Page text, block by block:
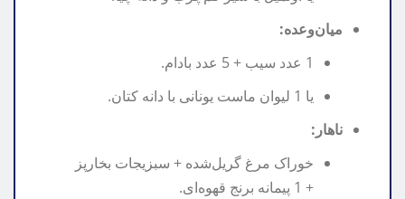
میان‌وعده:
1 عدد سیب + 5 عدد بادام.
یا 1 لیوان ماست یونانی با دانه کتان.
ناهار:
خوراک مرغ گریل‌شده + سبزیجات بخارپز
+ 1 پیمانه برنج قهوه‌ای.